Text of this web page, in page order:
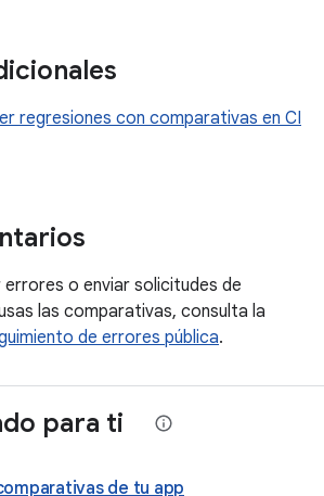
regresiones con comparativas en CI
o enviar solicitudes de
las comparativas, consulta la
de errores pública.
para ti
de tu app